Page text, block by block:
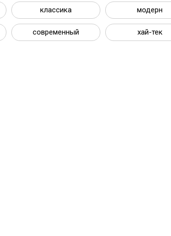
классика модерн
современный хай-тек